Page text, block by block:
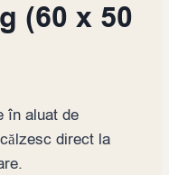
(60 x 50
în aluat de
direct la